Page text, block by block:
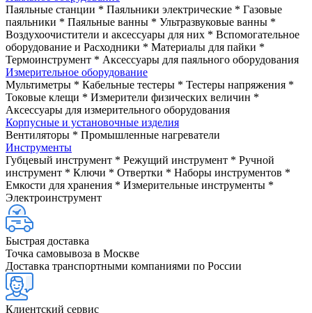
Паяльные станции * Паяльники электрические * Газовые
паяльники * Паяльные ванны * Ультразвуковые ванны *
Воздухоочистители и аксессуары для них * Вспомогательное
оборудование и Расходники * Материалы для пайки *
Термоинструмент * Аксессуары для паяльного оборудования
Измерительное оборудование
Мультиметры * Кабельные тестеры * Тестеры напряжения *
Токовые клещи * Измерители физических величин *
Аксессуары для измерительного оборудования
Корпусные и установочные изделия
Вентиляторы * Промышленные нагреватели
Инструменты
Губцевый инструмент * Режущий инструмент * Ручной
инструмент * Ключи * Отвертки * Наборы инструментов *
Емкости для хранения * Измерительные инструменты *
Электроинструмент
Быстрая доставка
Точка самовывоза в Москве
Доставка транспортными компаниями по России
Клиентский сервис